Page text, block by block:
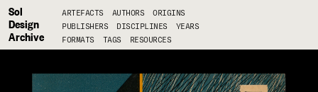
Sol
Design
Archive
ARTEFACTS AUTHORS
ORIGINS
PUBLISHERS
DISCIPLINES
YEARS
FORMATS
TAGS RESOURCES